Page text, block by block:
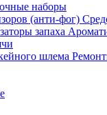
наборы